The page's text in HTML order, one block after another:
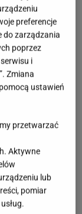
preferencje
do zarządzania
poprzez
i
Zmiana
ustawień
przetwarzać
Aktywne
lub
pomiar